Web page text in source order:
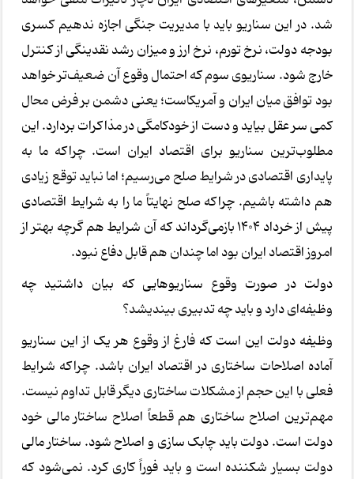
شد. در این سناریو باید با مدیریت جنگی اجازه ندهیم کسری
بودجه دولت، نرخ تورم، نرخ ارز و میزان رشد نقدینگی از کنترل
خارج شود. سناریوی سوم که احتمال وقوع آن ضعیف‌تر خواهد
بود توافق میان ایران و آمریکاست؛ یعنی دشمن بر فرض محال
کمی سر عقل بیاید و دست از خودکامگی در مذاکرات بردارد. این
مطلوب‌ترین سناریو برای اقتصاد ایران است. چراکه ما به
پایداری اقتصادی در شرایط صلح می‌رسیم؛ اما نباید توقع زیادی
هم داشته باشیم. چراکه صلح نهایتاً ما را به شرایط اقتصادی
پیش از خرداد 1404 بازمی‌گرداند که آن شرایط هم گرچه بهتر از
امروز اقتصاد ایران بود اما چندان هم قابل دفاع نبود.
دولت در صورت وقوع سناریوهایی که بیان داشتید چه
وظیفه‌ای دارد و باید چه تدبیری بیندیشد؟
وظیفه دولت این است که فارغ از وقوع هر یک از این سناریو
آماده اصلاحات ساختاری در اقتصاد ایران باشد. چراکه شرایط
فعلی با این حجم از مشکلات ساختاری دیگر قابل تداوم نیست.
مهم‌ترین اصلاح ساختاری هم قطعاً اصلاح ساختار مالی خود
دولت است. دولت باید چابک سازی و اصلاح شود. ساختار مالی
دولت بسیار شکننده است و باید فوراً کاری کرد. نمی‌شود که